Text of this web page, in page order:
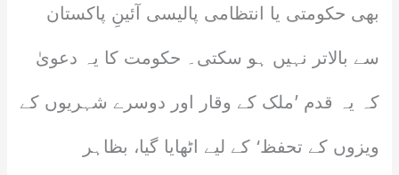
بھی حکومتی یا انتظامی پالیسی آئینِ پاکستان
سے بالاتر نہیں ہو سکتی۔ حکومت کا یہ دعویٰ
کہ یہ قدم ’ملک کے وقار اور دوسرے شہریوں کے
ویزوں کے تحفظ‘ کے لیے اٹھایا گیا، بظاہر